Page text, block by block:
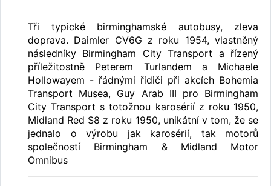
Tři typické birminghamské autobusy, zleva
doprava. Daimler CV6G z roku 1954, vlastněný
následníky Birmingham City Transport a řízený
příležitostně Peterem Turlandem a Michaele
Hollowayem - řádnými řidiči při akcích Bohemia
Transport Musea, Guy Arab III pro Birmingham
City Transport s totožnou karosérií z roku 1950,
Midland Red S8 z roku 1950, unikátní v tom, že se
jednalo o výrobu jak karosérií, tak motorů
společností Birmingham & Midland Motor
Omnibus